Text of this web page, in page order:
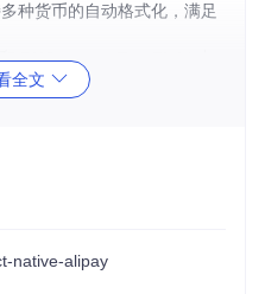
种货币的自动格式化，满足
BKCurrencyTextField
义，包括掩码字符和分组间
展身手，尤其适用于电
全文
native-alipay